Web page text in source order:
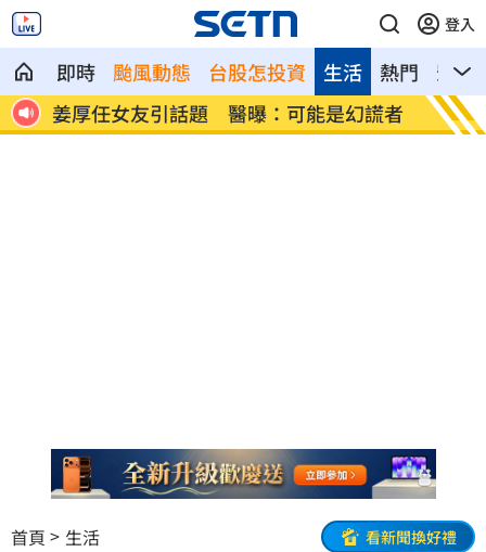
登入
即時 颱風動態 台股怎投資 熱門 影音
生活
除 姜厚任女友引話題 醫曝：可能是幻謊者 工程
首頁 生活 看新聞換好禮